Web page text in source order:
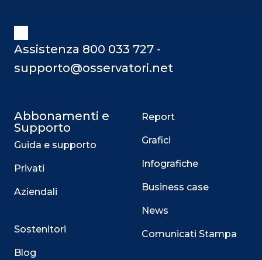
Assistenza 800 033 727 -
supporto@osservatori.net
Abbonamenti e
Supporto
Guida e supporto
Privati
Aziendali
Sostenitori
Blog
Report
Grafici
Infografiche
Business case
News
Comunicati Stampa